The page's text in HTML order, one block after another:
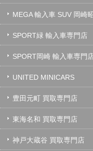
MEGA 輸入車 SUV 岡崎
SPORT緑 輸入車専門店
SPORT岡崎 輸入車専門
UNITED MINICARS
豊田元町 買取専門店
東海名和 買取専門店
神戸大蔵谷 買取専門店